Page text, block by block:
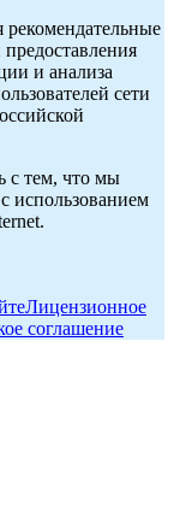
и анализа
сети
с тем, что мы
использованием
Лицензионное
соглашение